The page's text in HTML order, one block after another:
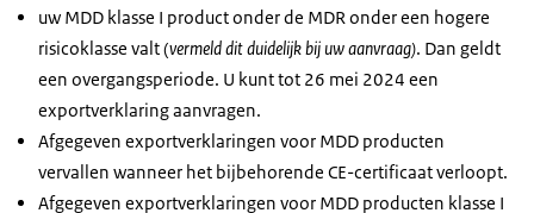
uw MDD klasse I product onder de MDR onder een hogere
risicoklasse valt (vermeld dit duidelijk bij uw aanvraag). Dan geldt
een overgangsperiode. U kunt tot 26 mei 2024 een
exportverklaring aanvragen.
Afgegeven exportverklaringen voor MDD producten
vervallen wanneer het bijbehorende CE-certificaat verloopt.
Afgegeven exportverklaringen voor MDD producten klasse I